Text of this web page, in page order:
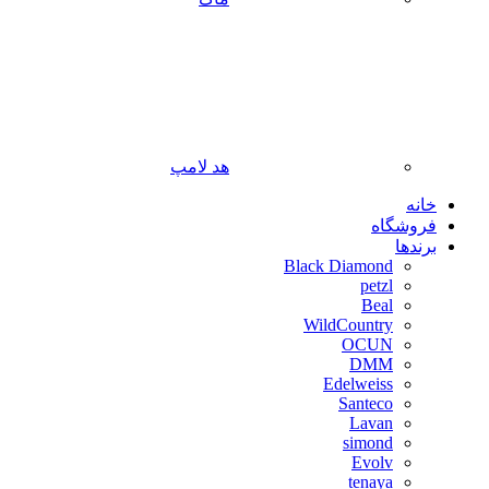
هد لامپ
خانه
فروشگاه
برندها
Black Diamond
petzl
Beal
WildCountry
OCUN
DMM
Edelweiss
Santeco
Lavan
simond
Evolv
tenaya